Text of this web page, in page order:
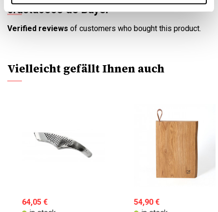
crustáceos de Buyer
Verified reviews of customers who bought this product.
Vielleicht gefällt Ihnen auch
64,05 €
54,90 €